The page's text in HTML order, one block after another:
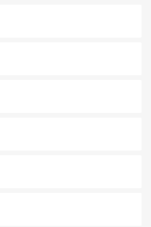
地元の風情を楽しめる外せないスポット